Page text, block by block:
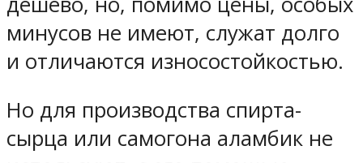
минусов не имеют, служат долго
и отличаются износостойкостью.
Но для производства спирта-
сырца или самогона аламбик не